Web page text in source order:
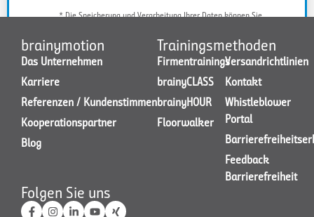
* Die Speicherung und Verarbeitung Ihrer Daten können Sie
JETZT KONTAKT AUFNEHMEN
brainymotion
Das Unternehmen
Karriere
Referenzen / Kundenstimmen
Kooperationspartner
Blog
Trainingsmethoden
Firmentrainings
brainyCLASS
brainyHOUR
Floorwalker
Versandrichtlinien
Kontakt
Whistleblower
Portal
Feedback
Barrierefreiheit
Folgen Sie uns